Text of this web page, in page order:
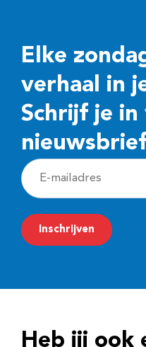
Elke
verhaal in
Schrijf je in
E
-
m
a
Inschrijven
Heb jij ook